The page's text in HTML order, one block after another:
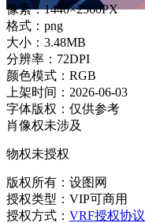
像素：1440×2560PX
格式：png
大小：3.48MB
分辨率：72DPI
颜色模式：RGB
上架时间：2026-06-03
字体版权：仅供参考
肖像权未涉及
物权未授权
版权所有：设图网
授权类型：VIP可商用
授权方式： VRF授权协议